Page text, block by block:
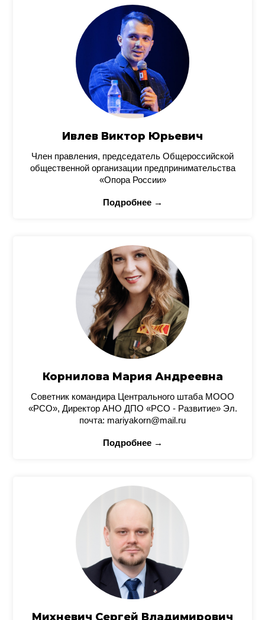
Ивлев Виктор Юрьевич
Член правления, председатель Общероссийской
общественной организации предпринимательства
«Опора России»
Подробнее →
Корнилова Мария Андреевна
Советник командира Центрального штаба МООО
«РСО», Директор АНО ДПО «РСО - Развитие» Эл.
почта: mariyakorn@mail.ru
Подробнее →
Михневич Сергей Владимирович